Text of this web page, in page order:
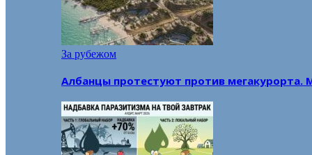
За рубежом
Албанцы протестуют против мегакурорта.